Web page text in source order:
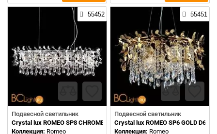
55452
Подвесной светильник
Crystal lux ROMEO SP8 CHROME L1000
Коллекция: Romeo
55451
Подвесной светильник
Crystal lux ROMEO SP6 GOLD D600
Коллекция: Romeo